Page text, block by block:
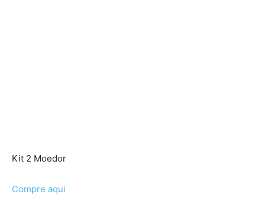
Kit 2 Moedor
Compre aqui